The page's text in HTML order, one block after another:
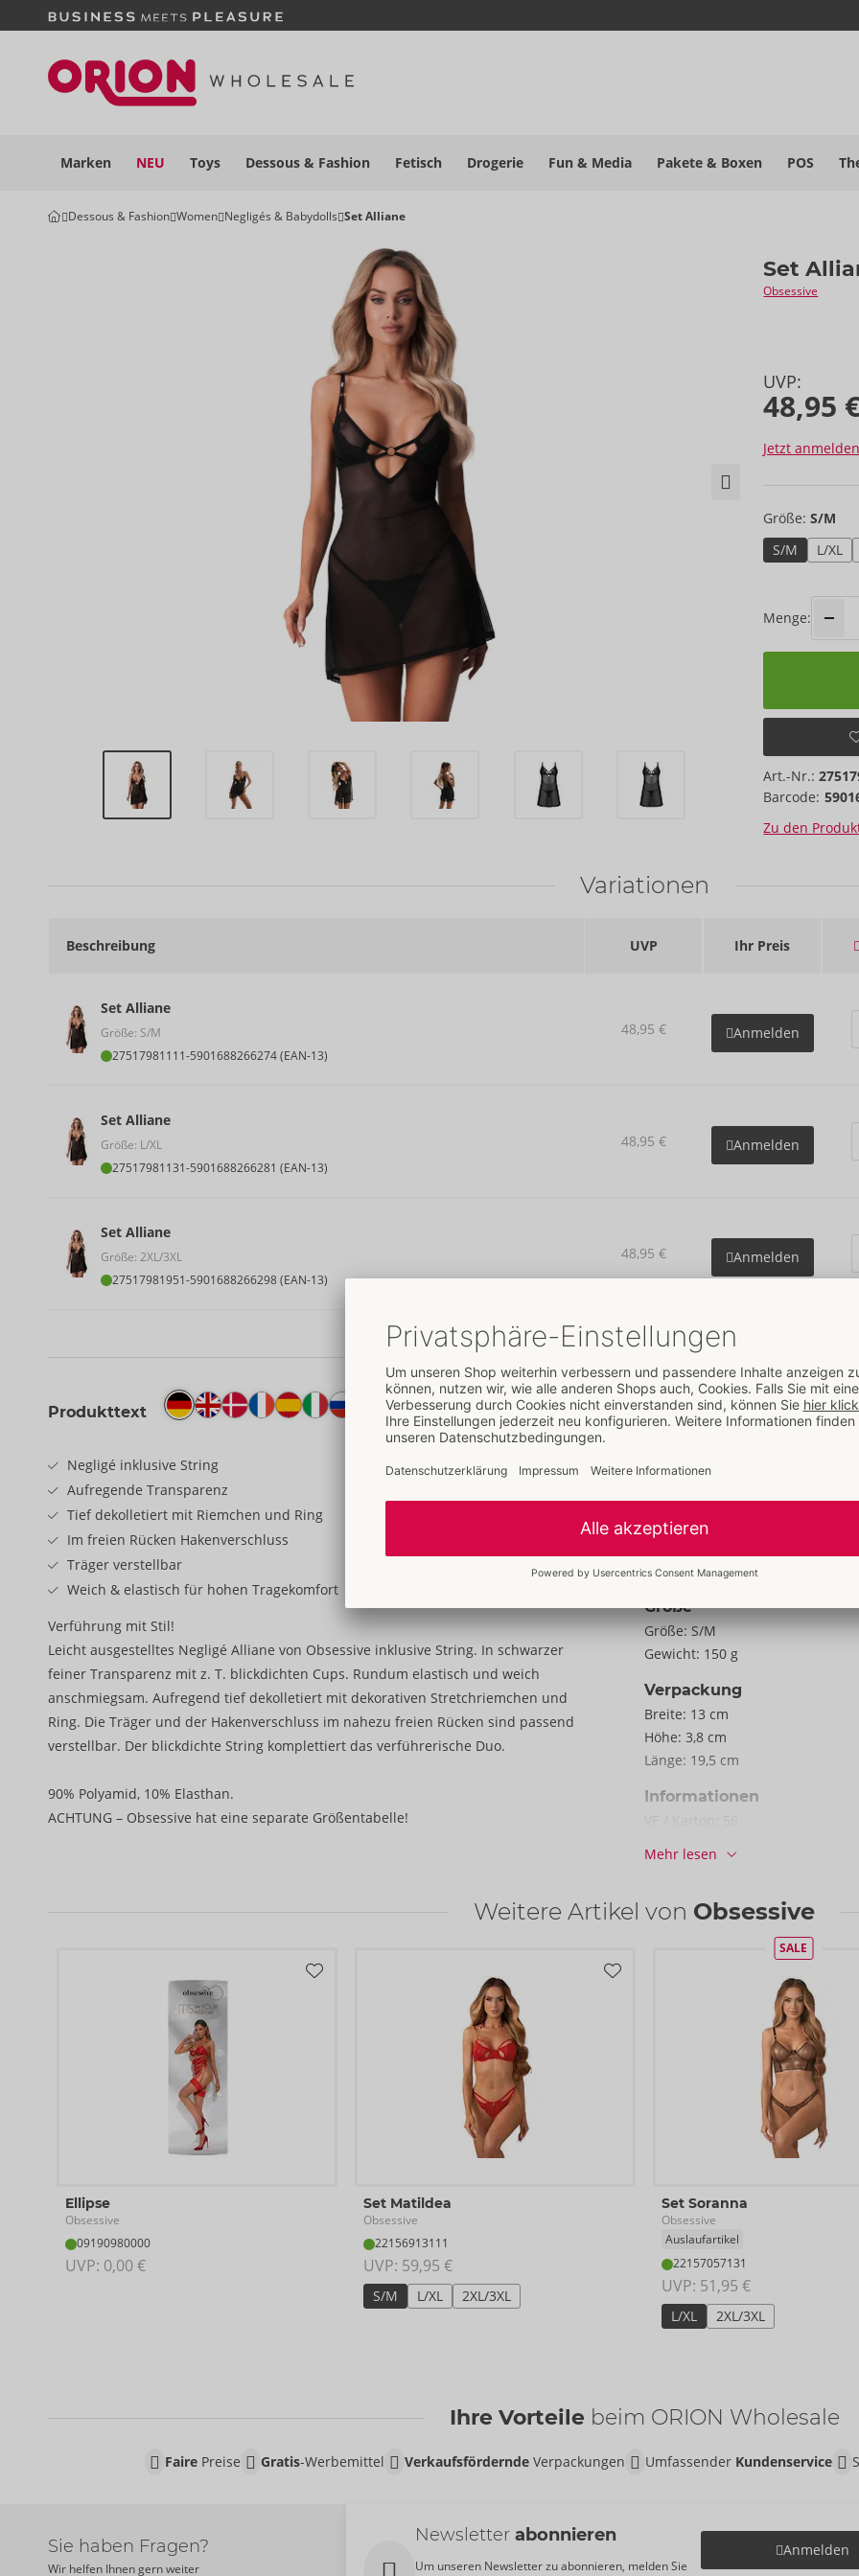
Marken NEU Toys Dessous & Fashion Fetisch Drogerie Fun & Media Pakete & Boxen POS
Dessous & Fashion Women Negligés & Babydolls Set Alliane
Set
Obsessive
UVP:
48,95
Jetzt
Größe:S/M
S/M
L/XL
Menge:
Art.-Nr.:
Barcode:
Zu den
Variationen
Beschreibung UVP Ihr Preis
Set Alliane
Größe: S/M
27517981111-5901688266274 (EAN-13)
48,95 € Anmelden
Set Alliane
Größe: L/XL
27517981131-5901688266281 (EAN-13)
48,95 € Anmelden
Set Alliane
Größe: 2XL/3XL
27517981951-5901688266298 (EAN-13)
48,95 € Anmelden
Details
Produkttext
Negligé inklusive String
Aufregende Transparenz
Tief dekolletiert mit Riemchen und Ring
Im freien Rücken Hakenverschluss
Träger verstellbar
Weich & elastisch für hohen Tragekomfort
Verführung mit Stil!
Leicht ausgestelltes Negligé Alliane von Obsessive inklusive String. In schwarzer
feiner Transparenz mit z. T. blickdichten Cups. Rundum elastisch und weich
anschmiegsam. Aufregend tief dekolletiert mit dekorativen Stretchriemchen und
Ring. Die Träger und der Hakenverschluss im nahezu freien Rücken sind passend
verstellbar. Der blickdichte String komplettiert das verführerische Duo.
90% Polyamid, 10% Elasthan.
ACHTUNG – Obsessive hat eine separate Größentabelle!
Eigenschaften
Für Frauen
Elasthan, String 90% Polyamid,
Zur Materialkunde
Größe
Größe: S/M
Gewicht: 150 g
Verpackung
Breite: 13 cm
Höhe: 3,8 cm
Länge: 19,5 cm
Informationen
Herkunftsland: CN
Mehr lesen
Weitere Artikel von Obsessive
Ellipse
Obsessive
09190980000
UVP: 0,00 €
Set Matildea
Obsessive
22156913111
UVP: 59,95 €
S/M L/XL 2XL/3XL
SALE
Set Soranna
Obsessive
Auslaufartikel
22157057131
UVP: 51,95 €
L/XL 2XL/3XL
Ihre Vorteile beim ORION Wholesale
FairePreise Gratis-Werbemittel VerkaufsförderndeVerpackungen Umfassender Kundenservice
Sie haben Fragen?
Wir helfen Ihnen gern weiter
Newsletter abonnieren
Um unseren Newsletter zu abonnieren, melden Sie
Anmelden